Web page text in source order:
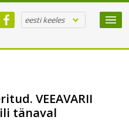
eesti keeles
VEEAVARII
tänaval